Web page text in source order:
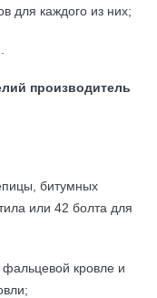
для каждого из них;
производитель
битумных
или 42 болта для
кровле и